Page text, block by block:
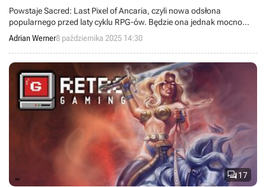
Powstaje Sacred: Last Pixel of Ancaria, czyli nowa odsłona
popularnego przed laty cyklu RPG-ów. Będzie ona jednak mocno
odbiegać od tradycji serii.
Adrian Werner8 października 2025 14:30
17